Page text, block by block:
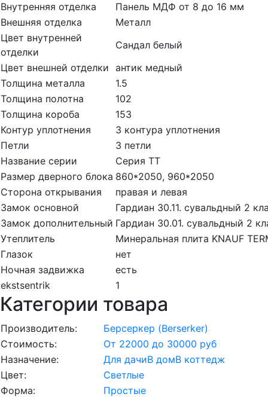
Внутренняя отделка
Панель МДФ от 8 до 16 мм
Внешняя отделка
Металл
Цвет внутренней
отделки
Сандал белый
Цвет внешней отделки антик медный
Толщина металла
1.5
Толщина полотна
102
Толщина короба
153
Контур уплотнения
3 контура уплотнения
Петли
3 петли
Название серии
Серия TT
Размер дверного блока 860*2050, 960*2050
Сторона открывания
правая и левая
Замок основной
Гардиан 30.11. сувальдный 2
Замок дополнительный Гардиан 30.01. сувальдный 2
Утеплитель
Минеральная плита KNAUF
Глазок
нет
Ночная задвижка
есть
ekstsentrik
1
Категории товара
Производитель:
Берсеркер (Berserker)
Стоимость:
От 22000 до 30000 руб
Назначение:
Для дачиВ домВ коттедж
Цвет:
Светлые
Форма:
Простые